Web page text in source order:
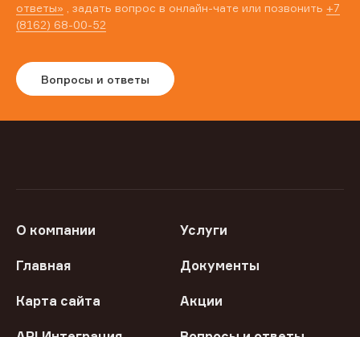
ответы» , задать вопрос в онлайн-чате или позвонить +7
(8162) 68-00-52
Вопросы и ответы
О компании Услуги
Главная Документы
Карта сайта Акции